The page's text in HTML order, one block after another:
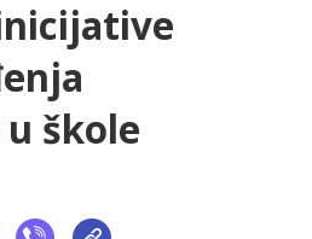
škole